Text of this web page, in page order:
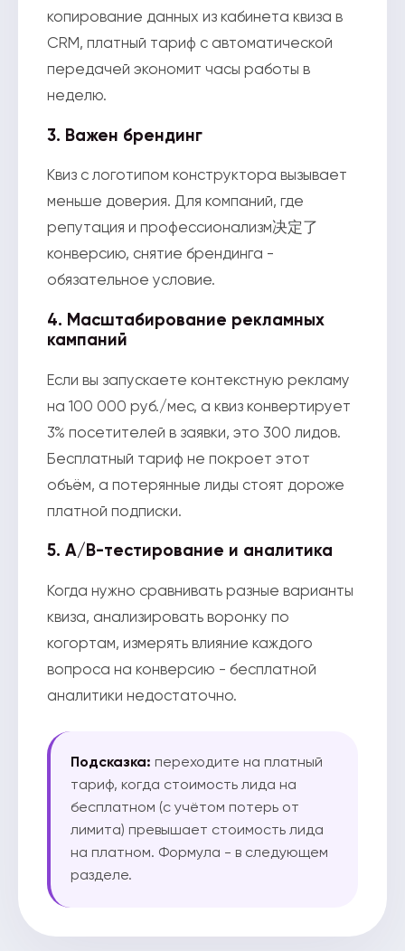
копирование данных из кабинета квиза в
CRM, платный тариф с автоматической
передачей экономит часы работы в
неделю.
3. Важен брендинг
Квиз с логотипом конструктора вызывает
меньше доверия. Для компаний, где
репутация и профессионализм决定了
конверсию, снятие брендинга -
обязательное условие.
4. Масштабирование рекламных
кампаний
Если вы запускаете контекстную рекламу
на 100 000 руб./мес, а квиз конвертирует
3% посетителей в заявки, это 300 лидов.
Бесплатный тариф не покроет этот
объём, а потерянные лиды стоят дороже
платной подписки.
5. A/B-тестирование и аналитика
Когда нужно сравнивать разные варианты
квиза, анализировать воронку по
когортам, измерять влияние каждого
вопроса на конверсию - бесплатной
аналитики недостаточно.
Подсказка: переходите на платный
тариф, когда стоимость лида на
бесплатном (с учётом потерь от
лимита) превышает стоимость лида
на платном. Формула - в следующем
разделе.